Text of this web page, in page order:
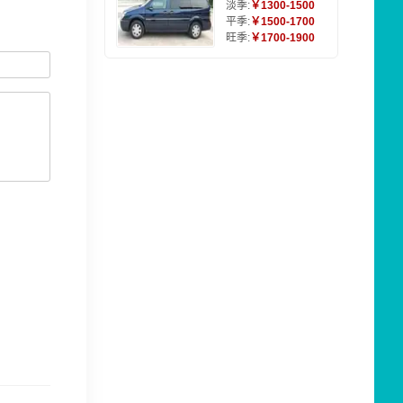
淡季:￥1300-1500
平季:￥1500-1700
旺季:￥1700-1900